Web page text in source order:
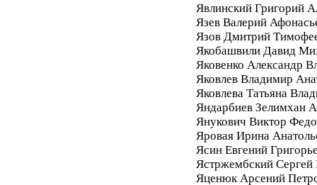
Явлинский Григорий
Язев Валерий
Язов Дмитрий
Якобашвили Давид
Яковенко Александр
Яковлев Владимир
Яковлева Татьяна
Яндарбиев Зелимхан
Янукович Виктор
Яровая Ирина
Ясин Евгений
Ястржембский
Яценюк Арсений